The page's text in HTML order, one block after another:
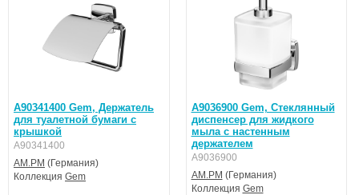
A90341400 Gem, Держатель
для туалетной бумаги с
крышкой
A90341400
AM.PM (Германия)
Коллекция Gem
A9036900 Gem, Стеклянный
диспенсер для жидкого
мыла с настенным
держателем
A9036900
AM.PM (Германия)
Коллекция Gem